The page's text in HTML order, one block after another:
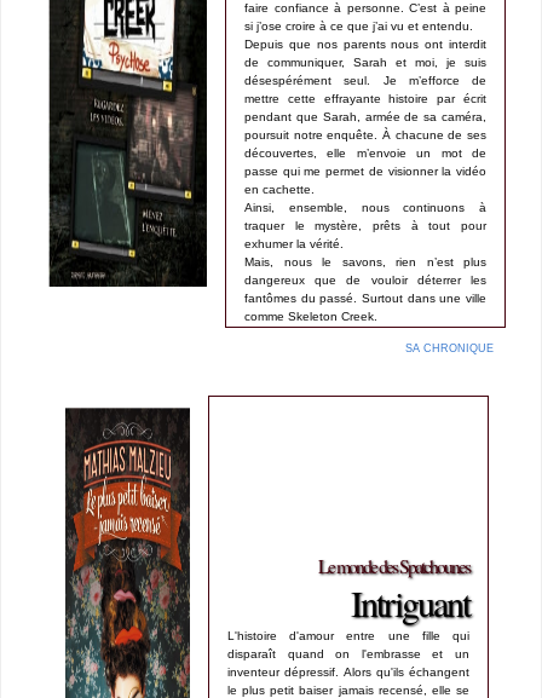
faire confiance à personne. C’est à peine
si j’ose croire à ce que j’ai vu et entendu.
Depuis que nos parents nous ont interdit
de communiquer, Sarah et moi, je suis
désespérément seul. Je m’efforce de
mettre cette effrayante histoire par écrit
pendant que Sarah, armée de sa caméra,
poursuit notre enquête. À chacune de ses
découvertes, elle m’envoie un mot de
passe qui me permet de visionner la vidéo
en cachette.
Ainsi, ensemble, nous continuons à
traquer le mystère, prêts à tout pour
exhumer la vérité.
Mais, nous le savons, rien n’est plus
dangereux que de vouloir déterrer les
fantômes du passé. Surtout dans une ville
comme Skeleton Creek.
SA CHRONIQUE
Le monde des Spatchounes
Intriguant
L'histoire d'amour entre une fille qui
disparaît quand on l'embrasse et un
inventeur dépressif. Alors qu'ils échangent
le plus petit baiser jamais recensé, elle se